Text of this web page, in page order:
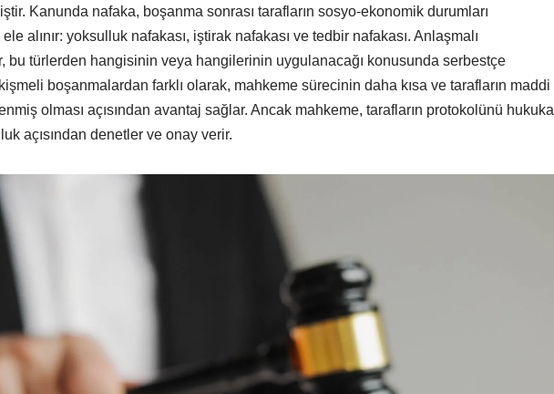
Kanunda nafaka, boşanma sonrası tarafların sosyo-ekonomik durumları
alınır: yoksulluk nafakası, iştirak nafakası ve tedbir nafakası. Anlaşmalı
bu türlerden hangisinin veya hangilerinin uygulanacağı konusunda serbestçe
boşanmalardan farklı olarak, mahkeme sürecinin daha kısa ve tarafların maddi
olması açısından avantaj sağlar. Ancak mahkeme, tarafların protokolünü hukuka
açısından denetler ve onay verir.